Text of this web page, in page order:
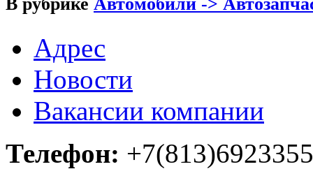
Адрес
Новости
Вакансии компании
Телефон: +7(813)6923355